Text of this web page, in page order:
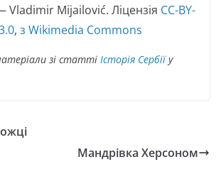
Mijailović. Ліцензія CC-BY-
, з Wikimedia Commons
зі статті Історія Сербіїу
Мандрівка Херсоном